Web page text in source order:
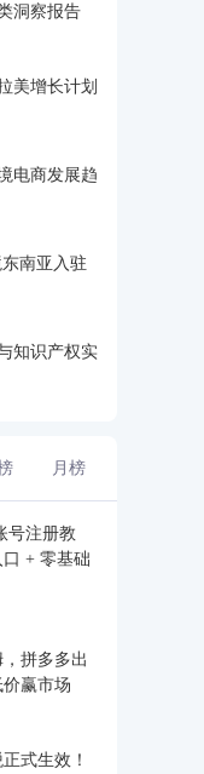
洞察报告
美增长计划
电商发展趋
南亚入驻
知识产权实
月榜
号注册教
+ 零基础
拼多多出
赢市场
式生效！